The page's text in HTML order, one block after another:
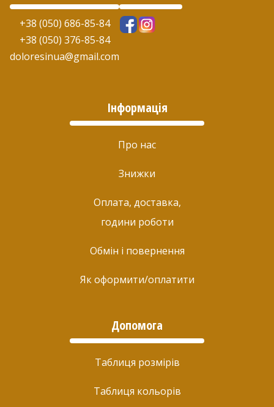
+38 (050) 686-85-84
+38 (050) 376-85-84
doloresinua@gmail.com
Інформація
Про нас
Знижки
Оплата, доставка,
години роботи
Обмін і повернення
Як оформити/оплатити
Допомога
Таблиця розмірів
Таблиця кольорів